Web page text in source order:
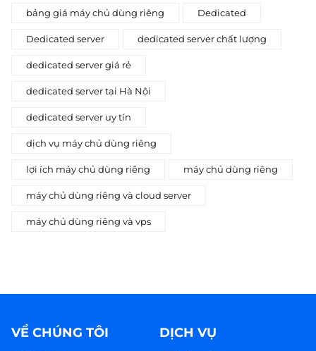
bảng giá máy chủ dùng riêng Dedicated
Dedicated server dedicated server chất lượng
dedicated server giá rẻ
dedicated server tại Hà Nội
dedicated server uy tín
dịch vụ máy chủ dùng riêng
lợi ích máy chủ dùng riêng máy chủ dùng riêng
máy chủ dùng riêng và cloud server
máy chủ dùng riêng và vps
VỀ CHÚNG TÔI DỊCH VỤ